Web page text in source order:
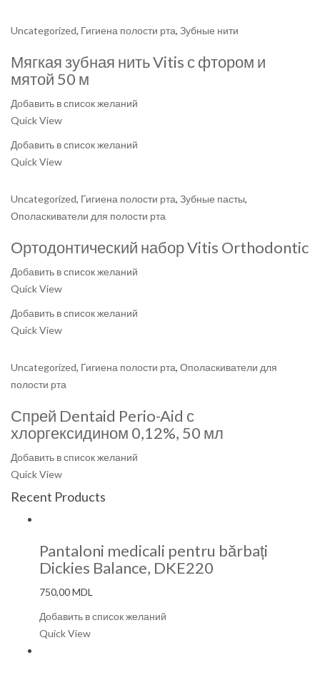
Uncategorized, Гигиена полости рта, Зубные нити
Мягкая зубная нить Vitis с фтором и
мятой 50 м
Добавить в список желаний
Quick View
Добавить в список желаний
Quick View
Uncategorized, Гигиена полости рта, Зубные пасты,
Ополаскиватели для полости рта
Ортодонтический набор Vitis Orthodontic
Добавить в список желаний
Quick View
Добавить в список желаний
Quick View
Uncategorized, Гигиена полости рта, Ополаскиватели для
полости рта
Спрей Dentaid Perio-Aid с
хлоргексидином 0,12%, 50 мл
Добавить в список желаний
Quick View
Recent Products
Pantaloni medicali pentru bărbați
Dickies Balance, DKE220
750,00MDL
Добавить в список желаний
Quick View